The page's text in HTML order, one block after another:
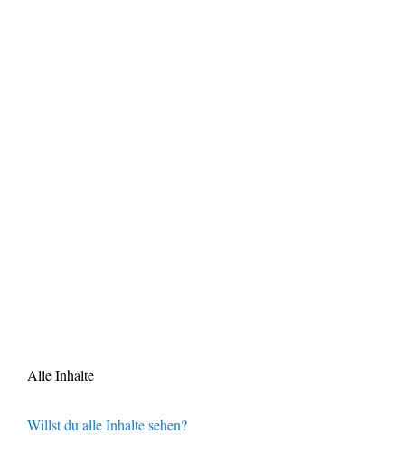
Alle Inhalte
Willst du alle Inhalte sehen?